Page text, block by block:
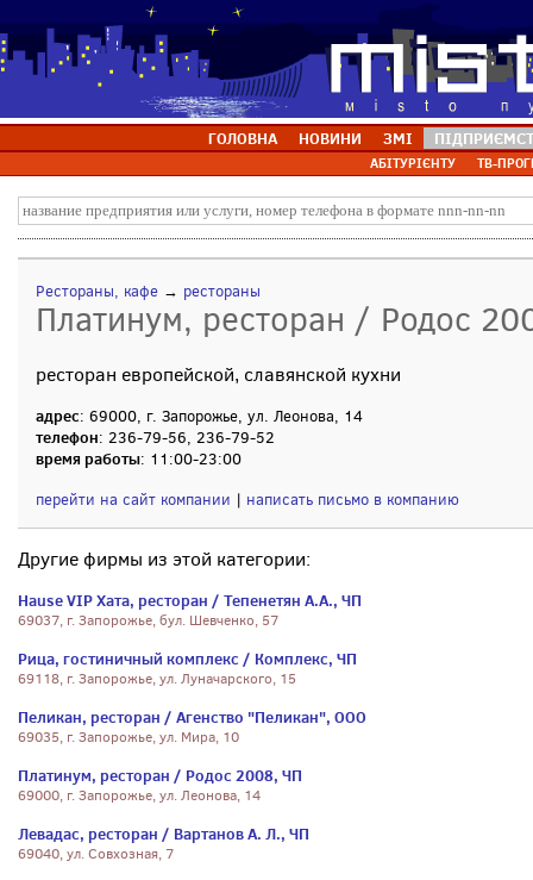
ГОЛОВНА НОВИНИ ЗМІ
АБІТУРІЄНТУ ТВ-
Рестораны, кафе → рестораны
Платинум, ресторан / Родос
ресторан европейской, славянской кухни
адрес: 69000, г. Запорожье, ул. Леонова, 14
телефон: 236-79-56, 236-79-52
время работы: 11:00-23:00
перейти на сайт компании | написать письмо в компанию
Другие фирмы из этой категории:
Hause VIP Хата, ресторан / Тепенетян А.А., ЧП
69037, г. Запорожье, бул. Шевченко, 57
Рица, гостиничный комплекс / Комплекс, ЧП
69118, г. Запорожье, ул. Луначарского, 15
Пеликан, ресторан / Агенство "Пеликан", ООО
69035, г. Запорожье, ул. Мира, 10
Платинум, ресторан / Родос 2008, ЧП
69000, г. Запорожье, ул. Леонова, 14
Левадас, ресторан / Вартанов А. Л., ЧП
69040, ул. Совхозная, 7